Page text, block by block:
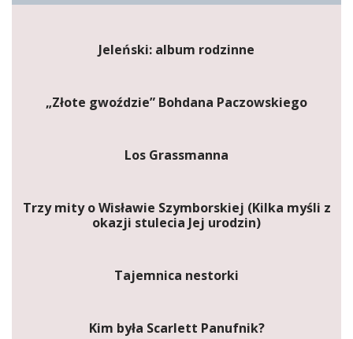
Jeleński: album rodzinne
„Złote gwoździe” Bohdana Paczowskiego
Los Grassmanna
Trzy mity o Wisławie Szymborskiej (Kilka myśli z
okazji stulecia Jej urodzin)
Tajemnica nestorki
Kim była Scarlett Panufnik?